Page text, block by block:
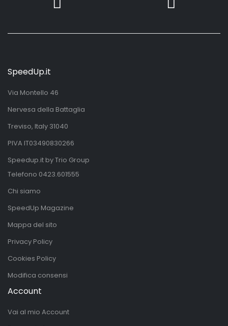
SpeedUp.it
Via Montello 46
Nervesa della Battaglia
Treviso, Italy 31040
PIVA IT03490830266
Speedup.it by Trio Group
Telefono 0423.601555
Chi siamo
SpeedUp Magazine
Mappa del sito
Privacy Policy
Cookies Policy
Modifica consensi
Account
Vai al mio Account